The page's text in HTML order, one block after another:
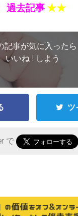
過去記事★★
記事が気に入ったら
いいね ! しよう
ツ
で